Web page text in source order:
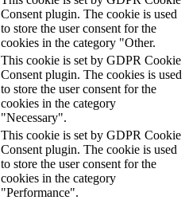
Consent plugin. The cookie is used
to store the user consent for the
cookies in the category "Other.
This cookie is set by GDPR Cookie
Consent plugin. The cookies is used
to store the user consent for the
cookies in the category
"Necessary".
This cookie is set by GDPR Cookie
Consent plugin. The cookie is used
to store the user consent for the
cookies in the category
"Performance".